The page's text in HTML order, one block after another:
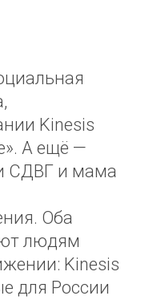
Kinesis
А ещё —
СДВГ и мама
Оба
людям
Kinesis
для России